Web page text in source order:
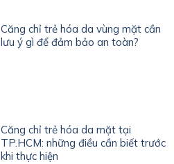
Căng chỉ trẻ hóa da vùng mặt cần
lưu ý gì để đảm bảo an toàn?
Căng chỉ trẻ hóa da mặt tại
TP.HCM: những điều cần biết trước
khi thực hiện